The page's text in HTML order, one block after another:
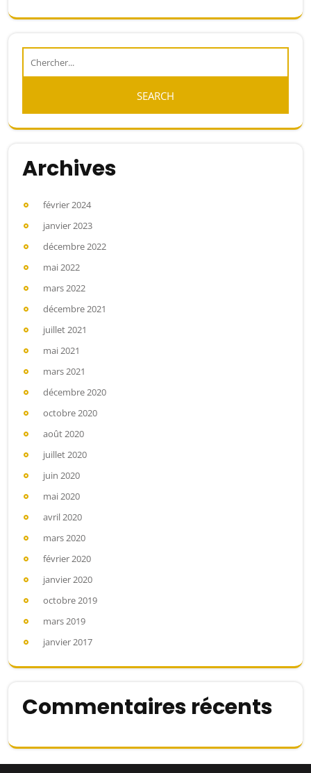
Archives
février 2024
janvier 2023
décembre 2022
mai 2022
mars 2022
décembre 2021
juillet 2021
mai 2021
mars 2021
décembre 2020
octobre 2020
août 2020
juillet 2020
juin 2020
mai 2020
avril 2020
mars 2020
février 2020
janvier 2020
octobre 2019
mars 2019
janvier 2017
Commentaires récents